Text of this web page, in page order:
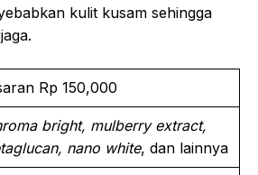
kulit kusam sehingga
Rp 150,000
bright, mulberry extract,
nano white, dan lainnya